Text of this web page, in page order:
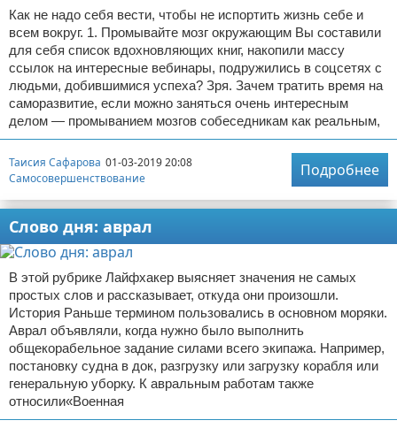
Как не надо себя вести, чтобы не испортить жизнь себе и
всем вокруг. 1. Промывайте мозг окружающим Вы составили
для себя список вдохновляющих книг, накопили массу
ссылок на интересные вебинары, подружились в соцсетях с
людьми, добившимися успеха? Зря. Зачем тратить время на
саморазвитие, если можно заняться очень интересным
делом — промыванием мозгов собеседникам как реальным,
Таисия Сафарова 01-03-2019 20:08
Самосовершенствование
Подробнее
Слово дня: аврал
В этой рубрике Лайфхакер выясняет значения не самых
простых слов и рассказывает, откуда они произошли.
История Раньше термином пользовались в основном моряки.
Аврал объявляли, когда нужно было выполнить
общекорабельное задание силами всего экипажа. Например,
постановку судна в док, разгрузку или загрузку корабля или
генеральную уборку. К авральным работам также
относили«Военная